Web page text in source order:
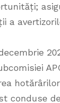
a
conduse